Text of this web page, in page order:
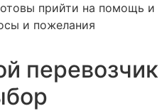
прийти на помощь и
и пожелания
перевозчик